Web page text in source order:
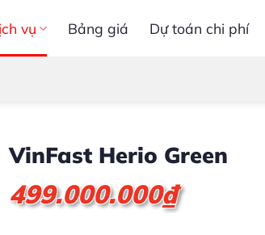
vụ Bảng giá Dự toán chi phí
VinFast Herio Green
499.000.000₫